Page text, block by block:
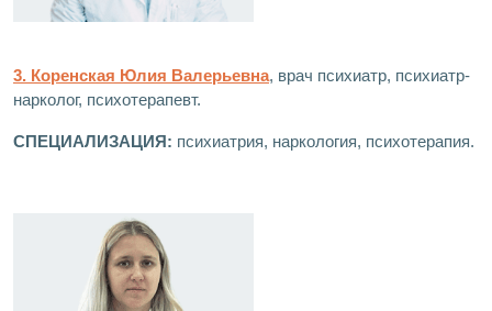
3. Коренская Юлия Валерьевна, врач психиатр, психиатр-
нарколог, психотерапевт.
СПЕЦИАЛИЗАЦИЯ: психиатрия, наркология, психотерапия.